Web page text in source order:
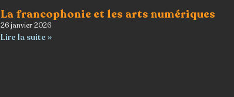
La francophonie et les arts numériques
26 janvier 2026
Lire la suite »